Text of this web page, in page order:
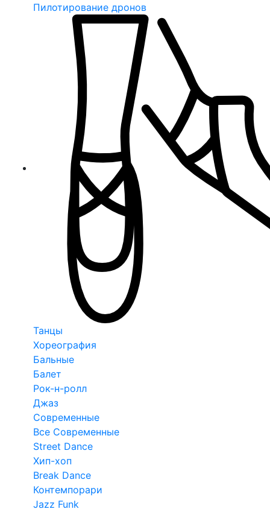
Пилотирование дронов
Танцы
Хореография
Бальные
Балет
Рок-н-ролл
Джаз
Современные
Все Современные
Street Dance
Хип-хоп
Break Dance
Контемпорари
Jazz Funk